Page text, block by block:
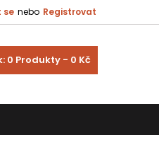
se nebo Registrovat
0 Produkty - 0 Kč